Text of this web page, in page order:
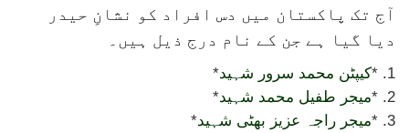
آج تک پاکستان میں دس افراد کو نشانِ حیدر
دیا گیا ہے جن کے نام درج ذیل ہیں۔
1. * کیپٹن محمد سرور شہید*
2. *
میجر طفیل محمد شہید*
3. *
میجر راجہ عزیز بھٹی شہید*